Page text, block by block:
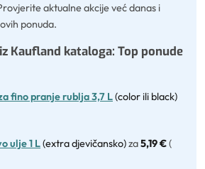
aktualne akcije već danas i
ponuda.
Kaufland kataloga: Top ponude
fino pranje rublja 3,7 L(color ili black)
ulje 1 L(extra djevičansko)za5,19 €(